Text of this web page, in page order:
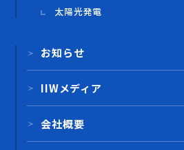
太陽光発電
お知らせ
IIWメディア
会社概要